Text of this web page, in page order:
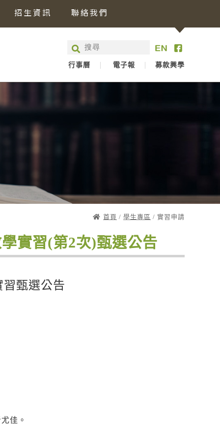
招生資訊 聯絡我們
行事曆 電子報 募款興學
首頁 / 學生專區 / 實習申請
實習(第2次)甄選公告
習甄選公告
佳。